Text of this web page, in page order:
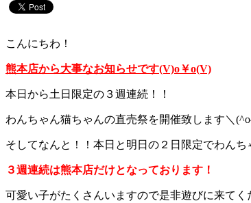
こんにちわ！
熊本店から大事なお知らせです(V)o￥o(V)
本日から土日限定の３週連続！！
わんちゃん猫ちゃんの直売祭を開催致します＼
そしてなんと！！本日と明日の２日限定でわん
３週連続は熊本店だけとなっております！
可愛い子がたくさんいますので是非遊びに来て